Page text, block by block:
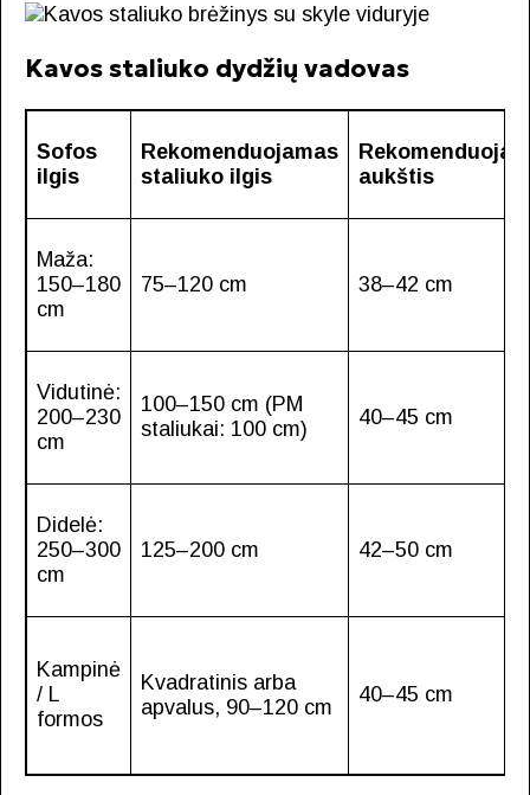
Kavos staliuko dydžių vadovas
Sofos
ilgis
Rekomenduojamas
staliuko ilgis
aukštis
Maža:
150–180
cm
75–120 cm 38–42 cm
Vidutinė:
200–230
cm
100–150 cm (PM
staliukai: 100 cm)
40–45 cm
Didelė:
250–300
cm
125–200 cm 42–50 cm
Kampinė
/ L
formos
Kvadratinis arba
apvalus, 90–120 cm
40–45 cm